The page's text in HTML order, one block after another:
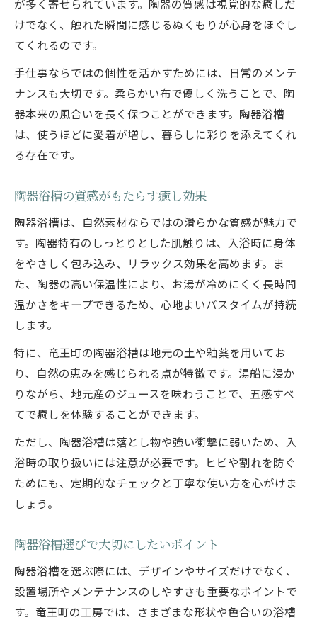
が多く寄せられています。陶器の質感は視覚的な癒しだ
けでなく、触れた瞬間に感じるぬくもりが心身をほぐし
てくれるのです。
手仕事ならではの個性を活かすためには、日常のメンテ
ナンスも大切です。柔らかい布で優しく洗うことで、陶
器本来の風合いを長く保つことができます。陶器浴槽
は、使うほどに愛着が増し、暮らしに彩りを添えてくれ
る存在です。
陶器浴槽の質感がもたらす癒し効果
陶器浴槽は、自然素材ならではの滑らかな質感が魅力で
す。陶器特有のしっとりとした肌触りは、入浴時に身体
をやさしく包み込み、リラックス効果を高めます。ま
た、陶器の高い保温性により、お湯が冷めにくく長時間
温かさをキープできるため、心地よいバスタイムが持続
します。
特に、竜王町の陶器浴槽は地元の土や釉薬を用いてお
り、自然の恵みを感じられる点が特徴です。湯船に浸か
りながら、地元産のジュースを味わうことで、五感すべ
てで癒しを体験することができます。
ただし、陶器浴槽は落とし物や強い衝撃に弱いため、入
浴時の取り扱いには注意が必要です。ヒビや割れを防ぐ
ためにも、定期的なチェックと丁寧な使い方を心がけま
しょう。
陶器浴槽選びで大切にしたいポイント
陶器浴槽を選ぶ際には、デザインやサイズだけでなく、
設置場所やメンテナンスのしやすさも重要なポイントで
す。竜王町の工房では、さまざまな形状や色合いの浴槽